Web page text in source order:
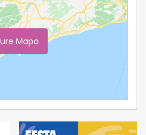
Mapa